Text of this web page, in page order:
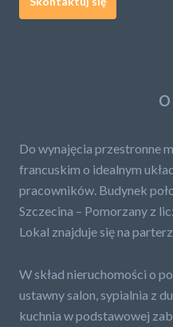
Do wynajęcia przestronne
francuskim o idealnym
pracowników. Budynek
Szczecina – Pomorzany z
Lokal znajduje się na
W skład nieruchomości o
ustawny salon, sypialnia z
kuchnia w podstawowej